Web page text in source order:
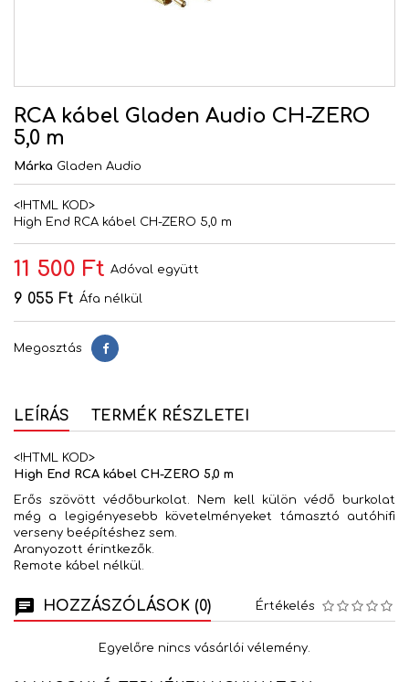
RCA kábel Gladen Audio CH-ZERO
5,0 m
Márka Gladen Audio
<!HTML KOD>
High End RCA kábel CH-ZERO 5,0 m
11 500 Ft Adóval együtt
9 055 Ft Áfa nélkül
Megosztás Megosztás
LEÍRÁS TERMÉK RÉSZLETEI
<!HTML KOD>
High End RCA kábel CH-ZERO 5,0 m
Erős szövött védőburkolat. Nem kell külön védő burkolat
még a legigényesebb követelményeket támasztó autóhifi
verseny beépítéshez sem.
Aranyozott érintkezők.
Remote kábel nélkül.
HOZZÁSZÓLÁSOK (0) Értékelés
Egyelőre nincs vásárlói vélemény.